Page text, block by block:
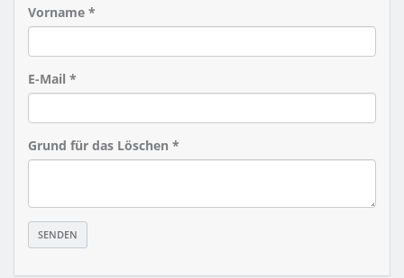
Vorname *
E-Mail *
Grund für das Löschen *